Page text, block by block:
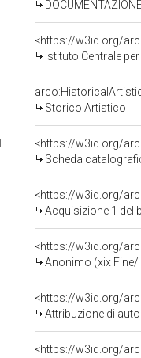
<https://w3id.org/
Istituto Centrale
Storico Artistico
<https://w3id.org/
Scheda
<https://w3id.org/
Acquisizione 1 del
<https://w3id.org/
Anonimo (xix Fine/
<https://w3id.org/
Attribuzione di
<https://w3id.org/